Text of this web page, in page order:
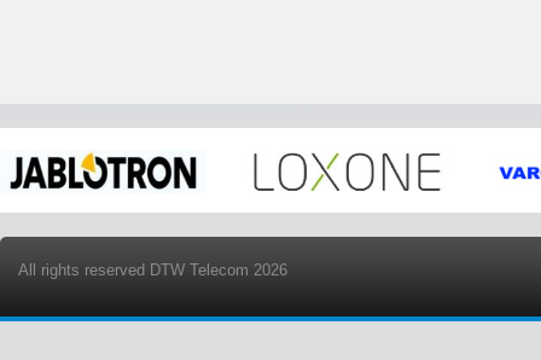
All rights reserved DTW Telecom 2026